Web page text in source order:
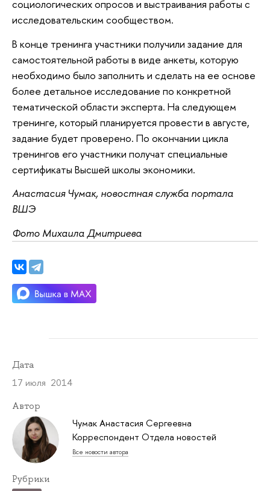
социологических опросов и выстраивания работы с
исследовательским сообществом.
В конце тренинга участники получили задание для
самостоятельной работы в виде анкеты, которую
необходимо было заполнить и сделать на ее основе
более детальное исследование по конкретной
тематической области эксперта. На следующем
тренинге, который планируется провести в августе,
задание будет проверено. По окончании цикла
тренингов его участники получат специальные
сертификаты Высшей школы экономики.
Анастасия Чумак, новостная служба портала
ВШЭ
Фото Михаила Дмитриева
Дата
17 июля 2014
Автор
Чумак Анастасия Сергеевна
Корреспондент Отдела новостей
Все новости автора
Рубрики